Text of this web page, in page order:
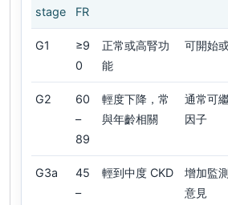
stage
FR
G1
≥9
0
正常或高腎功
能
可開始
G2
60
–
89
輕度下降，常
與年齡相關
通常可
因子
G3a
45
–
輕到中度 CKD
增加監
意見